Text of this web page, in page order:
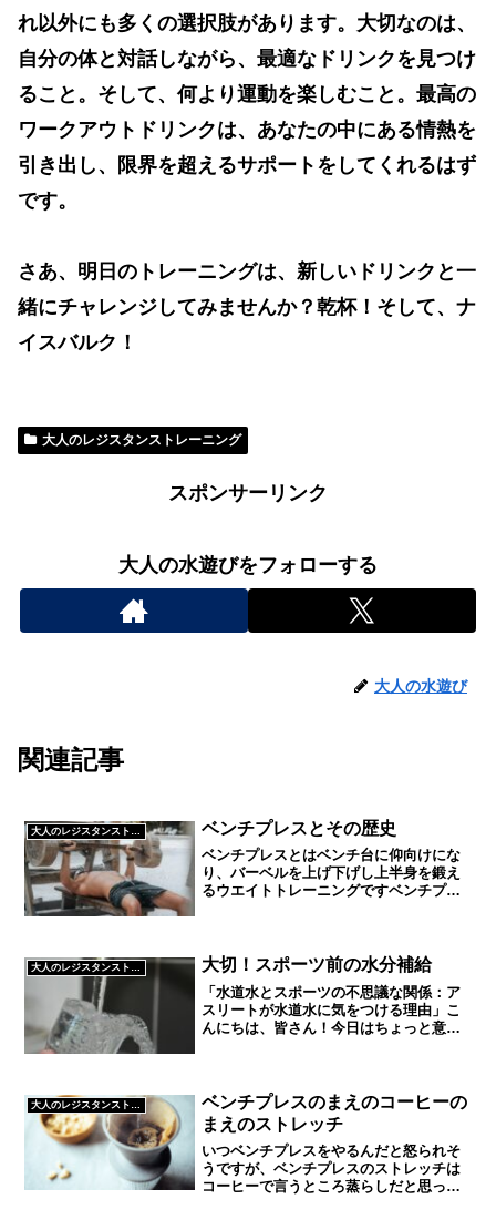
れ以外にも多くの選択肢があります。大切なのは、
自分の体と対話しながら、最適なドリンクを見つけ
ること。そして、何より運動を楽しむこと。最高の
ワークアウトドリンクは、あなたの中にある情熱を
引き出し、限界を超えるサポートをしてくれるはず
です。
さあ、明日のトレーニングは、新しいドリンクと一
緒にチャレンジしてみませんか？乾杯！そして、ナ
イスバルク！
大人のレジスタンストレーニング
スポンサーリンク
大人の水遊びをフォローする
大人の水遊び
関連記事
ベンチプレスとその歴史
ベンチプレスとはベンチ台に仰向けにな
り、バーベルを上げ下げし上半身を鍛え
るウエイトトレーニングですベンチプレ
んにはこれだけ鍛えられた...
大人のレジスタンストレーニング 大切！スポーツ前の水分補給
「水道水とスポーツの不思議な関係：ア
スリートが水道水に気をつける理由」こ
んにちは、皆さん！今日はちょっと意外
段何気なく飲んでいるこの...
大人のレジスタンストレーニング
ベンチプレスのまえのコーヒーの
まえのストレッチ
いつベンチプレスをやるんだと怒られそ
うですが、ベンチプレスのストレッチは
コーヒーで言うところ蒸らしだと思って